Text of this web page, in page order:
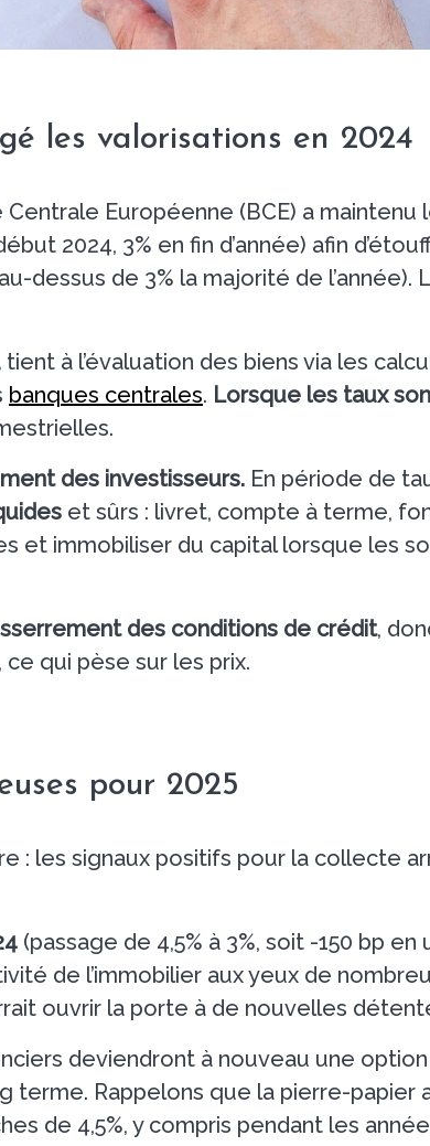
les valorisations en 2024
Européenne (BCE) a maintenu
2024, 3% en fin d’année) afin
dessus de 3% la majorité de
tient à l’évaluation des biens via les
banques centrales. Lorsque les taux
des investisseurs. En période de
et sûrs : livret, compte à terme,
et immobiliser du capital lorsque les
des conditions de crédit,
qui pèse sur les prix.
pour 2025
: les signaux positifs pour la collecte
(passage de 4,5% à 3%, soit -150 bp
de l’immobilier aux yeux de
ouvrir la porte à de nouvelles
deviendront à nouveau une
terme. Rappelons que la pierre-
de 4,5%, y compris pendant les